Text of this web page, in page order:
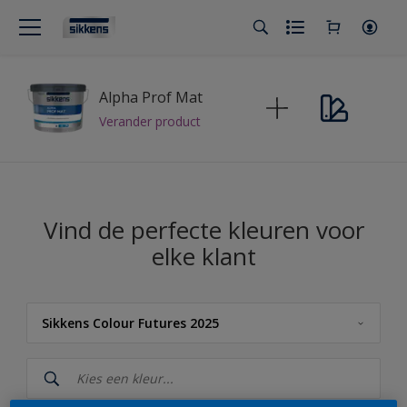
Alpha Prof Mat
Verander product
Vind de perfecte kleuren voor
elke klant
Sikkens Colour Futures 2025
Sikkens